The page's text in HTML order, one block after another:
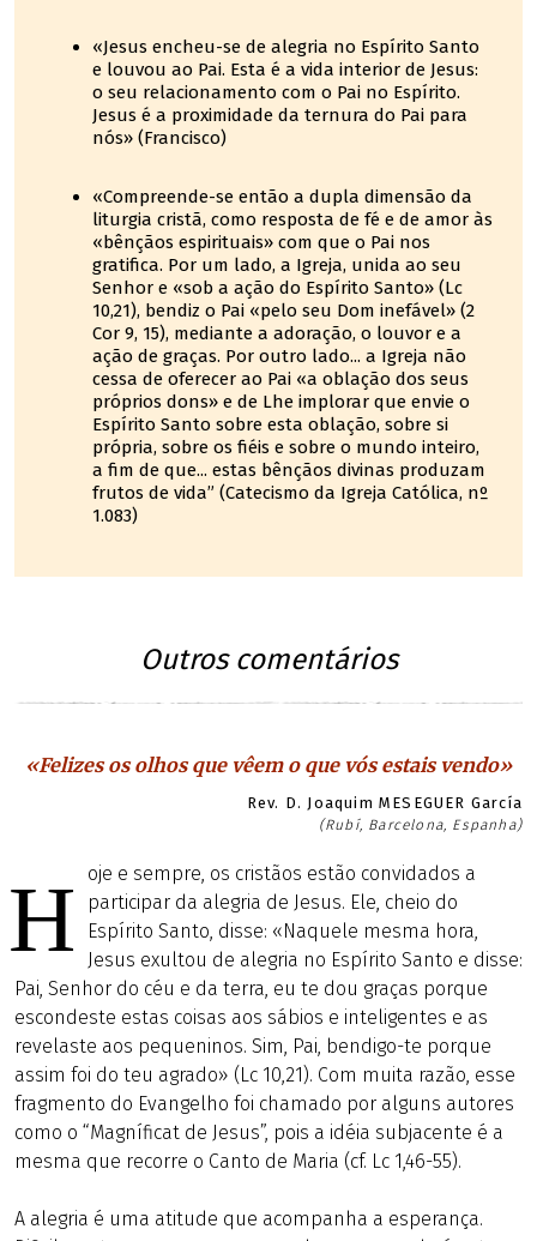
«Jesus encheu-se de alegria no Espírito Santo
e louvou ao Pai. Esta é a vida interior de Jesus:
o seu relacionamento com o Pai no Espírito.
Jesus é a proximidade da ternura do Pai para
nós» (Francisco)
«Compreende-se então a dupla dimensão da
liturgia cristã, como resposta de fé e de amor às
«bênçãos espirituais» com que o Pai nos
gratifica. Por um lado, a Igreja, unida ao seu
Senhor e «sob a ação do Espírito Santo» (Lc
10,21), bendiz o Pai «pelo seu Dom inefável» (2
Cor 9, 15), mediante a adoração, o louvor e a
ação de graças. Por outro lado... a Igreja não
cessa de oferecer ao Pai «a oblação dos seus
próprios dons» e de Lhe implorar que envie o
Espírito Santo sobre esta oblação, sobre si
própria, sobre os fiéis e sobre o mundo inteiro,
a fim de que... estas bênçãos divinas produzam
frutos de vida” (Catecismo da Igreja Católica, nº
1.083)
Outros comentários
«Felizes os olhos que vêem o que vós estais vendo»
Rev. D. Joaquim MESEGUER García
(Rubí, Barcelona, Espanha)
H
oje e sempre, os cristãos estão convidados a
participar da alegria de Jesus. Ele, cheio do
Espírito Santo, disse: «Naquele mesma hora,
Jesus exultou de alegria no Espírito Santo e disse:
Pai, Senhor do céu e da terra, eu te dou graças porque
escondeste estas coisas aos sábios e inteligentes e as
revelaste aos pequeninos. Sim, Pai, bendigo-te porque
assim foi do teu agrado» (Lc 10,21). Com muita razão, esse
fragmento do Evangelho foi chamado por alguns autores
como o “Magníficat de Jesus”, pois a idéia subjacente é a
mesma que recorre o Canto de Maria (cf. Lc 1,46-55).
A alegria é uma atitude que acompanha a esperança.